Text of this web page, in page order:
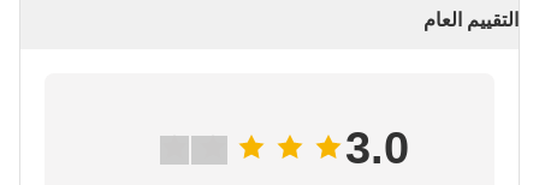
التقييم العام
3.0